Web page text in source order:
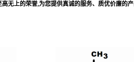
上的荣誉,为您提供真诚的服务、质优价廉的